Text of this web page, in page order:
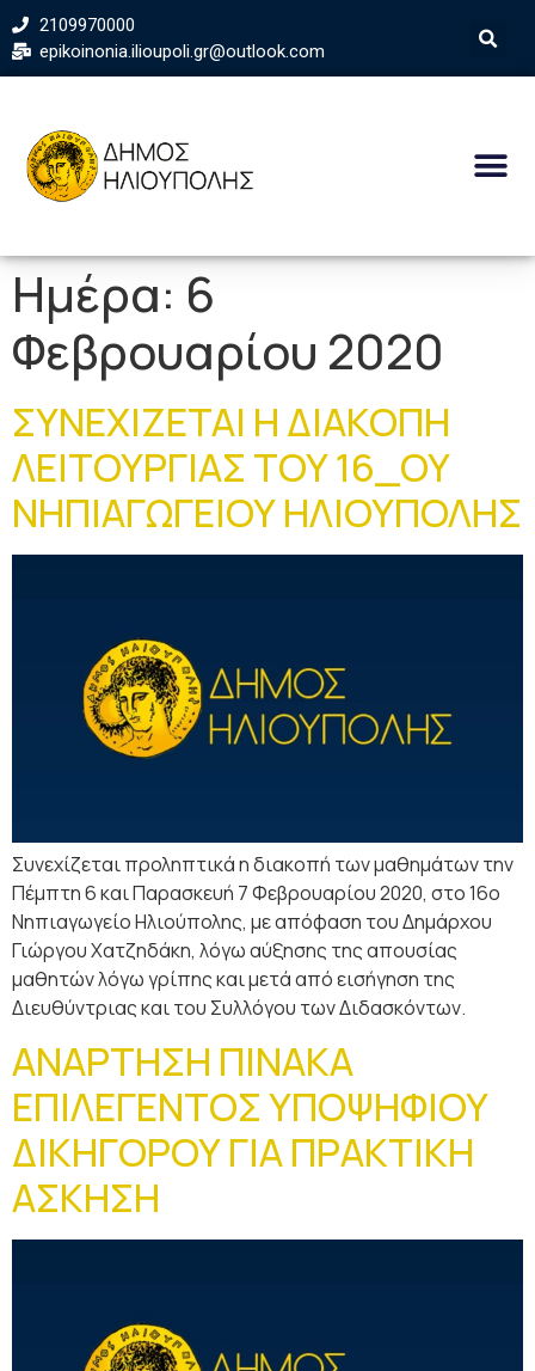
2109970000
epikoinonia.ilioupoli.gr@outlook.com
Ημέρα: 6
Φεβρουαρίου 2020
ΣΥΝΕΧΙΖΕΤΑΙ Η ΔΙΑΚΟΠΗ
ΛΕΙΤΟΥΡΓΙΑΣ ΤΟΥ 16_ΟΥ
ΝΗΠΙΑΓΩΓΕΙΟΥ ΗΛΙΟΥΠΟΛΗΣ
Συνεχίζεται προληπτικά η διακοπή των μαθημάτων την
Πέμπτη 6 και Παρασκευή 7 Φεβρουαρίου 2020, στο 16ο
Νηπιαγωγείο Ηλιούπολης, με απόφαση του Δημάρχου
Γιώργου Χατζηδάκη, λόγω αύξησης της απουσίας
μαθητών λόγω γρίπης και μετά από εισήγηση της
Διευθύντριας και του Συλλόγου των Διδασκόντων.
ΑΝΑΡΤΗΣΗ ΠΙΝΑΚΑ
ΕΠΙΛΕΓΕΝΤΟΣ ΥΠΟΨΗΦΙΟΥ
ΔΙΚΗΓΟΡΟΥ ΓΙΑ ΠΡΑΚΤΙΚΗ
ΑΣΚΗΣΗ